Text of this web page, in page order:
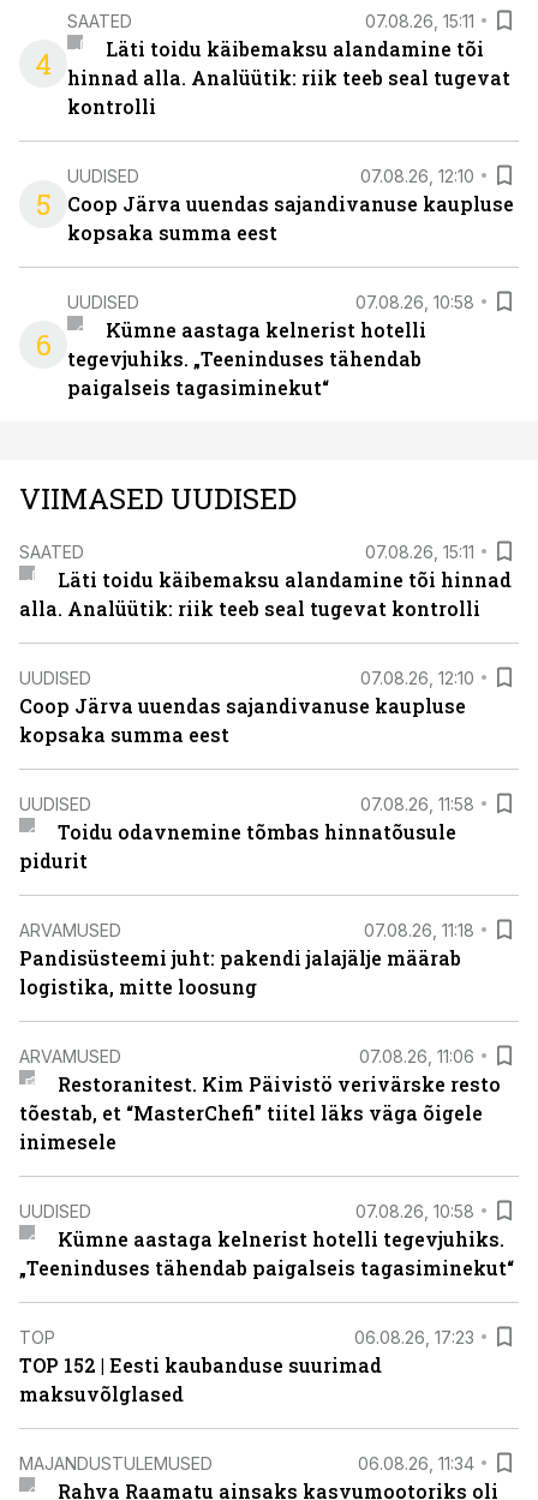
4
SAATED 07.08.26, 15:11
Läti toidu käibemaksu alandamine tõi
hinnad alla. Analüütik: riik teeb seal tugevat
kontrolli
5
UUDISED 07.08.26, 12:10
Coop Järva uuendas sajandivanuse kaupluse
kopsaka summa eest
6
UUDISED 07.08.26, 10:58
Kümne aastaga kelnerist hotelli
tegevjuhiks. „Teeninduses tähendab
paigalseis tagasiminekut“
VIIMASED UUDISED
SAATED 07.08.26, 15:11
Läti toidu käibemaksu alandamine tõi hinnad
alla. Analüütik: riik teeb seal tugevat kontrolli
UUDISED 07.08.26, 12:10
Coop Järva uuendas sajandivanuse kaupluse
kopsaka summa eest
UUDISED 07.08.26, 11:58
Toidu odavnemine tõmbas hinnatõusule
pidurit
ARVAMUSED 07.08.26, 11:18
Pandisüsteemi juht: pakendi jalajälje määrab
logistika, mitte loosung
ARVAMUSED 07.08.26, 11:06
Restoranitest. Kim Päivistö verivärske resto
tõestab, et “MasterChefi” tiitel läks väga õigele
inimesele
UUDISED 07.08.26, 10:58
Kümne aastaga kelnerist hotelli tegevjuhiks.
„Teeninduses tähendab paigalseis tagasiminekut“
TOP 06.08.26, 17:23
TOP 152 | Eesti kaubanduse suurimad
maksuvõlglased
MAJANDUSTULEMUSED 06.08.26, 11:34
Rahva Raamatu ainsaks kasvumootoriks oli